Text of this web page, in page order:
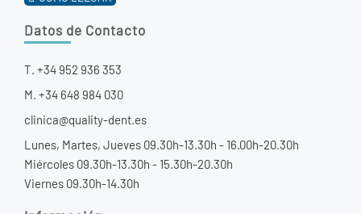
Datos de Contacto
T. +34 952 936 353
M. +34 648 984 030
clinica@quality-dent.es
Lunes, Martes, Jueves 09.30h-13.30h - 16.00h-20.30h
Miércoles 09.30h-13.30h - 15.30h-20.30h
Viernes 09.30h-14.30h